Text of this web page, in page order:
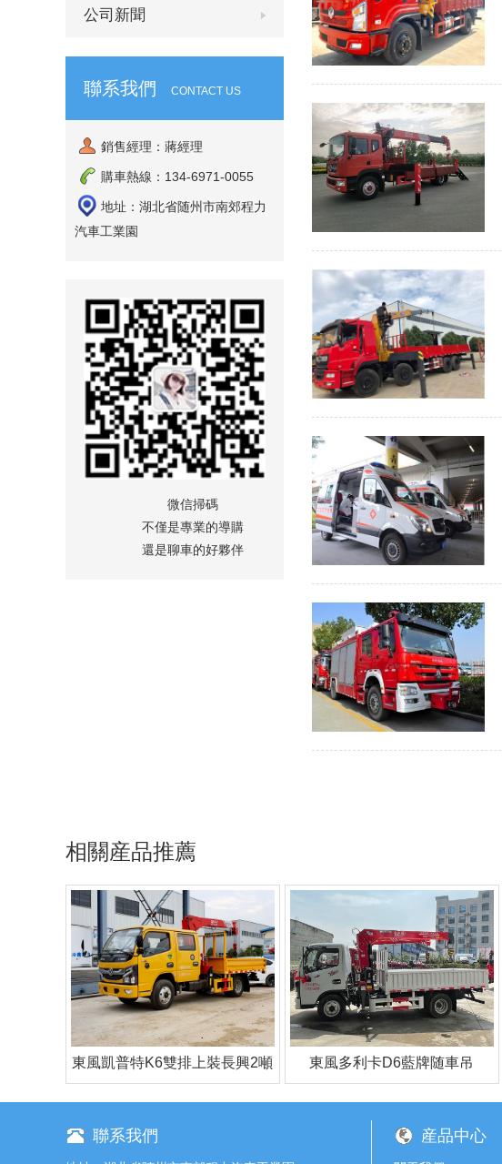
公司新聞
聯系我們 CONTACT US
銷售經理：蔣經理
購車熱線：134-6971-0055
地址：湖北省随州市南郊程力
汽車工業園
微信掃碼
不僅是專業的導購
還是聊車的好夥伴
相關産品推薦
東風凱普特K6雙排上裝長興2噸
直臂式吊機
東風多利卡D6藍牌随車吊
聯系我們 産品中心